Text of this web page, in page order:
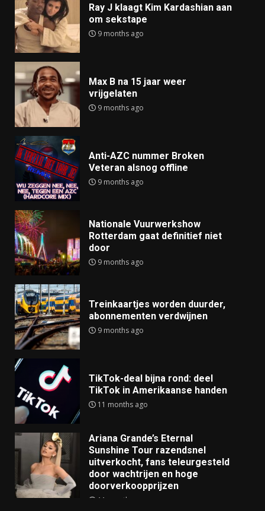
Ray J klaagt Kim Kardashian aan
om sekstape
9 months ago
Max B na 15 jaar weer
vrijgelaten
9 months ago
Anti-AZC nummer Broken
Veteran alsnog offline
9 months ago
Nationale Vuurwerkshow
Rotterdam gaat definitief niet
door
9 months ago
Treinkaartjes worden duurder,
abonnementen verdwijnen
9 months ago
TikTok-deal bijna rond: deel
TikTok in Amerikaanse handen
11 months ago
Ariana Grande’s Eternal
Sunshine Tour razendsnel
uitverkocht, fans teleurgesteld
door wachtrijen en hoge
doorverkoopprijzen
11 months ago